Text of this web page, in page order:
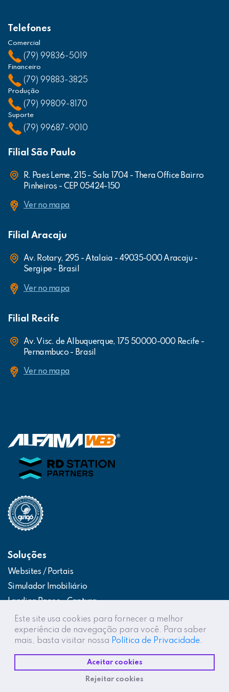
Este site usa cookies para fornecer a melhor
experiência de navegação para você. Para saber
mais, basta visitar nossa Política de Privacidade.
Aceitar cookies
Rejeitar cookies
Telefones
Comercial
(79) 99836-5019
Financeiro
(79) 99883-3825
Produção
(79) 99809-8170
Suporte
(79) 99687-9010
Filial São Paulo
R. Paes Leme, 215 - Sala 1704 - Thera Office Bairro
Pinheiros - CEP 05424-150
Ver no mapa
Filial Aracaju
Av. Rotary, 295 - Atalaia - 49035-000 Aracaju -
Sergipe - Brasil
Ver no mapa
Filial Recife
Av. Visc. de Albuquerque, 175 50000-000 Recife -
Pernambuco - Brasil
Ver no mapa
Soluções
Websites / Portais
Simulador Imobiliário
Landing Pages – Captura
Web App – Portal do Cliente
Intranets / Extranets
Integração Construtor de Vendas
Destaques